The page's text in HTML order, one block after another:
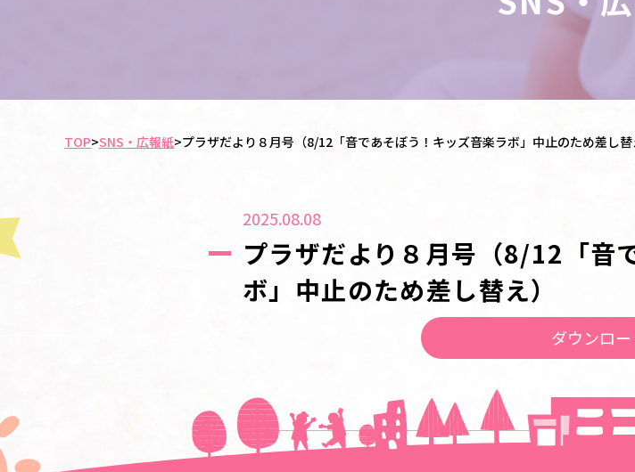
TOP>SNS・広報紙>プラザだより８月号（8/12「音であそぼう！キッズ音楽ラボ」中止のため差し替
2025.08.08
プラザだより８月号（8/12「音
ボ」中止のため差し替え）
ダウンロー
＜＜前の記事へ